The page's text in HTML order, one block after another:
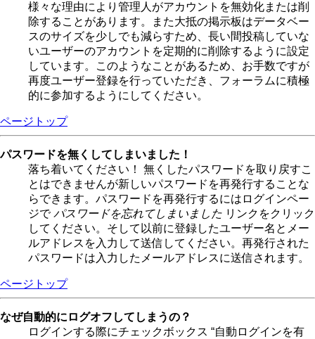
様々な理由により管理人がアカウントを無効化または削
除することがあります。また大抵の掲示板はデータベー
スのサイズを少しでも減らすため、長い間投稿していな
いユーザーのアカウントを定期的に削除するように設定
しています。このようなことがあるため、お手数ですが
再度ユーザー登録を行っていただき、フォーラムに積極
的に参加するようにしてください。
ページトップ
パスワードを無くしてしまいました！
落ち着いてください！ 無くしたパスワードを取り戻すこ
とはできませんが新しいパスワードを再発行することな
らできます。パスワードを再発行するにはログインペー
ジで パスワードを忘れてしまいました リンクをクリック
してください。そして以前に登録したユーザー名とメー
ルアドレスを入力して送信してください。再発行された
パスワードは入力したメールアドレスに送信されます。
ページトップ
なぜ自動的にログオフしてしまうの？
ログインする際にチェックボックス “自動ログインを有